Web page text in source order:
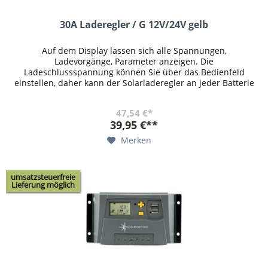
30A Laderegler / G 12V/24V gelb
Auf dem Display lassen sich alle Spannungen,
Ladevorgänge, Parameter anzeigen. Die
Ladeschlussspannung können Sie über das Bedienfeld
einstellen, daher kann der Solarladeregler an jeder Batterie
47,54 €*
39,95 €**
Merken
umsatzsteuerfreie
Lieferung möglich